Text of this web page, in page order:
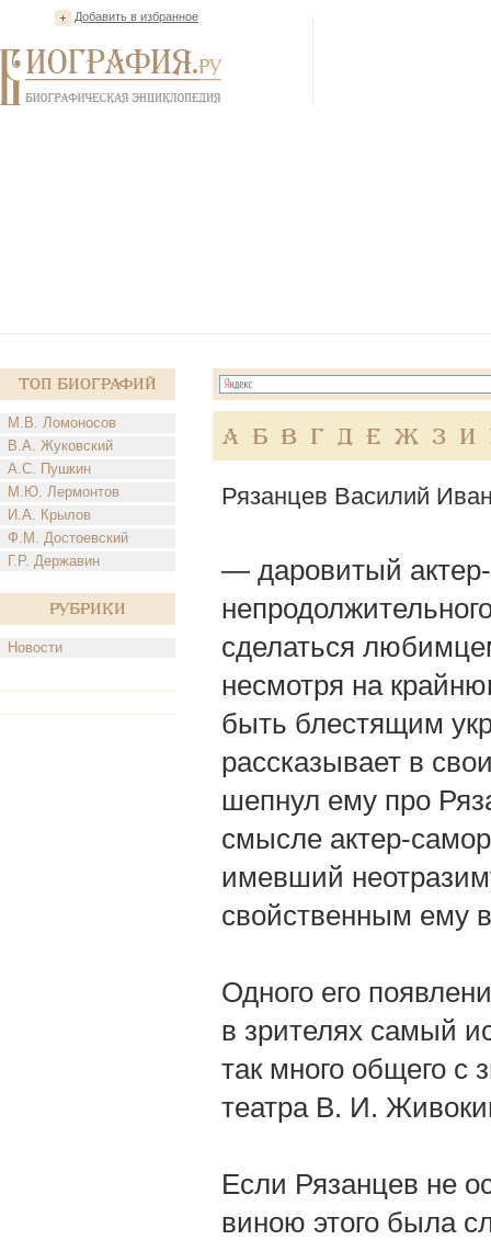
Добавить в избранное
Топ Биографий
М.В. Ломоносов
В.А. Жуковский
А.С. Пушкин
М.Ю. Лермонтов
И.А. Крылов
Ф.М. Достоевский
Г.Р. Державин
Рубрики
Новости
А Б В Г Д Е Ж З И
Рязанцев Василий
— даровитый актер-
сделаться
несмотря на
быть блестящим
рассказывает в
шепнул ему про
смысле актер-
имевший
свойственным ему
Одного его
в зрителях самый
так много общего с
театра В. И.
Если Рязанцев не
виною этого была